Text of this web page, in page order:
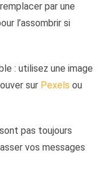
par une
l’assombrir si
: utilisez une image
sur Pexels ou
pas toujours
vos messages